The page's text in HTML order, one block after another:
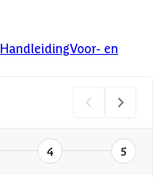
HandleidingVoor- en
4 5